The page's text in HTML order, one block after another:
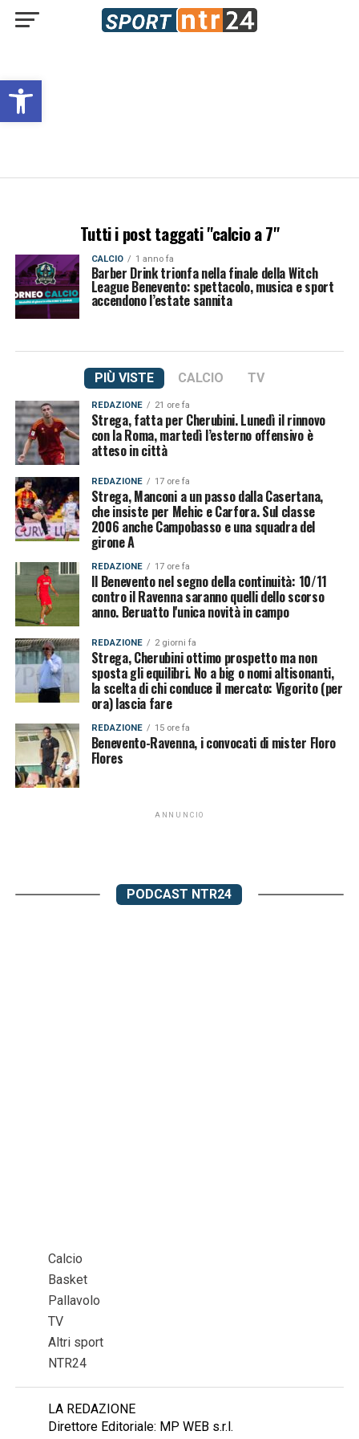
Open toolbar
Tutti i post taggati "calcio a 7"
CALCIO 1 anno fa
Barber Drink trionfa nella finale della Witch
League Benevento: spettacolo, musica e sport
accendono l’estate sannita
PIÙ VISTE CALCIO TV
REDAZIONE 21 ore fa
Strega, fatta per Cherubini. Lunedì il rinnovo
con la Roma, martedì l’esterno offensivo è
atteso in città
REDAZIONE 17 ore fa
Strega, Manconi a un passo dalla Casertana,
che insiste per Mehic e Carfora. Sul classe
2006 anche Campobasso e una squadra del
girone A
REDAZIONE 17 ore fa
Il Benevento nel segno della continuità: 10/11
contro il Ravenna saranno quelli dello scorso
anno. Beruatto l'unica novità in campo
REDAZIONE 2 giorni fa
Strega, Cherubini ottimo prospetto ma non
sposta gli equilibri. No a big o nomi altisonanti,
la scelta di chi conduce il mercato: Vigorito (per
ora) lascia fare
REDAZIONE 15 ore fa
Benevento-Ravenna, i convocati di mister Floro
Flores
ANNUNCIO
PODCAST NTR24
Calcio
Basket
Pallavolo
TV
Altri sport
NTR24
LA REDAZIONE
Direttore Editoriale: MP WEB s.r.l.